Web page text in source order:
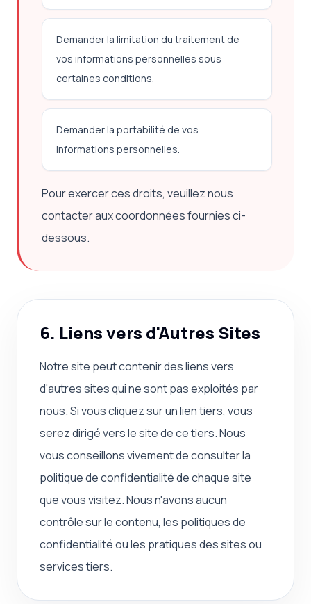
Demander la limitation du traitement de
vos informations personnelles sous
certaines conditions.
Demander la portabilité de vos
informations personnelles.
Pour exercer ces droits, veuillez nous
contacter aux coordonnées fournies ci-
dessous.
6. Liens vers d'Autres Sites
Notre site peut contenir des liens vers
d'autres sites qui ne sont pas exploités par
nous. Si vous cliquez sur un lien tiers, vous
serez dirigé vers le site de ce tiers. Nous
vous conseillons vivement de consulter la
politique de confidentialité de chaque site
que vous visitez. Nous n'avons aucun
contrôle sur le contenu, les politiques de
confidentialité ou les pratiques des sites ou
services tiers.